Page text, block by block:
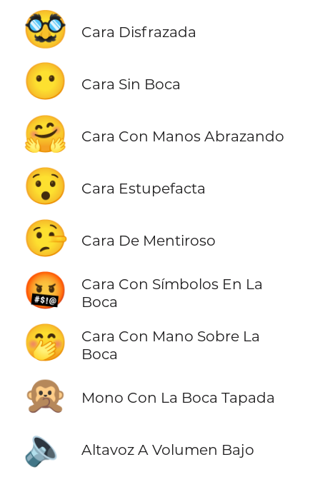
🥸 Cara Disfrazada
😶 Cara Sin Boca
🤗 Cara Con Manos Abrazando
😯 Cara Estupefacta
🤥 Cara De Mentiroso
🤬
Cara Con Símbolos En La
Boca
🤭
Cara Con Mano Sobre La
Boca
🙊 Mono Con La Boca Tapada
🔈 Altavoz A Volumen Bajo